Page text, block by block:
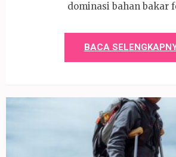
dominasi bahan bakar
BACA